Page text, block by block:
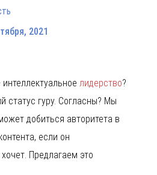
2021
лидерство?
статус гуру. Согласны? Мы
добиться авторитета в
если он
Предлагаем это